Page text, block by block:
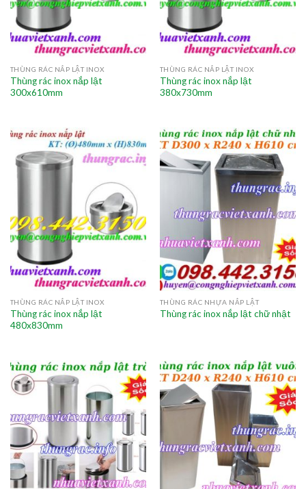
THÙNG RÁC NẮP LẬT INOX
Thùng rác inox nắp lật
300x610mm
THÙNG RÁC NẮP LẬT INOX
Thùng rác inox nắp lật
380x730mm
THÙNG RÁC NẮP LẬT INOX
Thùng rác inox nắp lật
480x830mm
THÙNG RÁC NHỰA NẮP LẬT
Thùng rác inox nắp lật chữ nhật